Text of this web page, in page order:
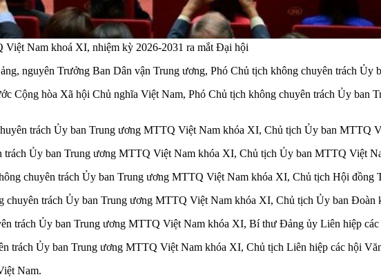
Nam khoá XI, nhiệm kỳ 2026-2031 ra mắt Đại hội
nguyên Trưởng Ban Dân vận Trung ương, Phó Chủ tịch không chuyên trách
Cộng hòa Xã hội Chủ nghĩa Việt Nam, Phó Chủ tịch không chuyên trách Ủy
trách Ủy ban Trung ương MTTQ Việt Nam khóa XI, Chủ tịch Ủy ban MTTQ
Ủy ban Trung ương MTTQ Việt Nam khóa XI, Chủ tịch Ủy ban MTTQ Việt
chuyên trách Ủy ban Trung ương MTTQ Việt Nam khóa XI, Chủ tịch Hội đồng
chuyên trách Ủy ban Trung ương MTTQ Việt Nam khóa XI, Chủ tịch Ủy ban Đoàn
trách Ủy ban Trung ương MTTQ Việt Nam khóa XI, Bí thư Đảng ủy Liên hiệp
trách Ủy ban Trung ương MTTQ Việt Nam khóa XI, Chủ tịch Liên hiệp các hội
Nam.